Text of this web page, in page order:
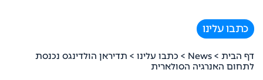
כתבו עלינו
דף הבית >
News
> כתבו עלינו > תדיראן הולדינגס נכנסת
לתחום האנרגיה הסולארית